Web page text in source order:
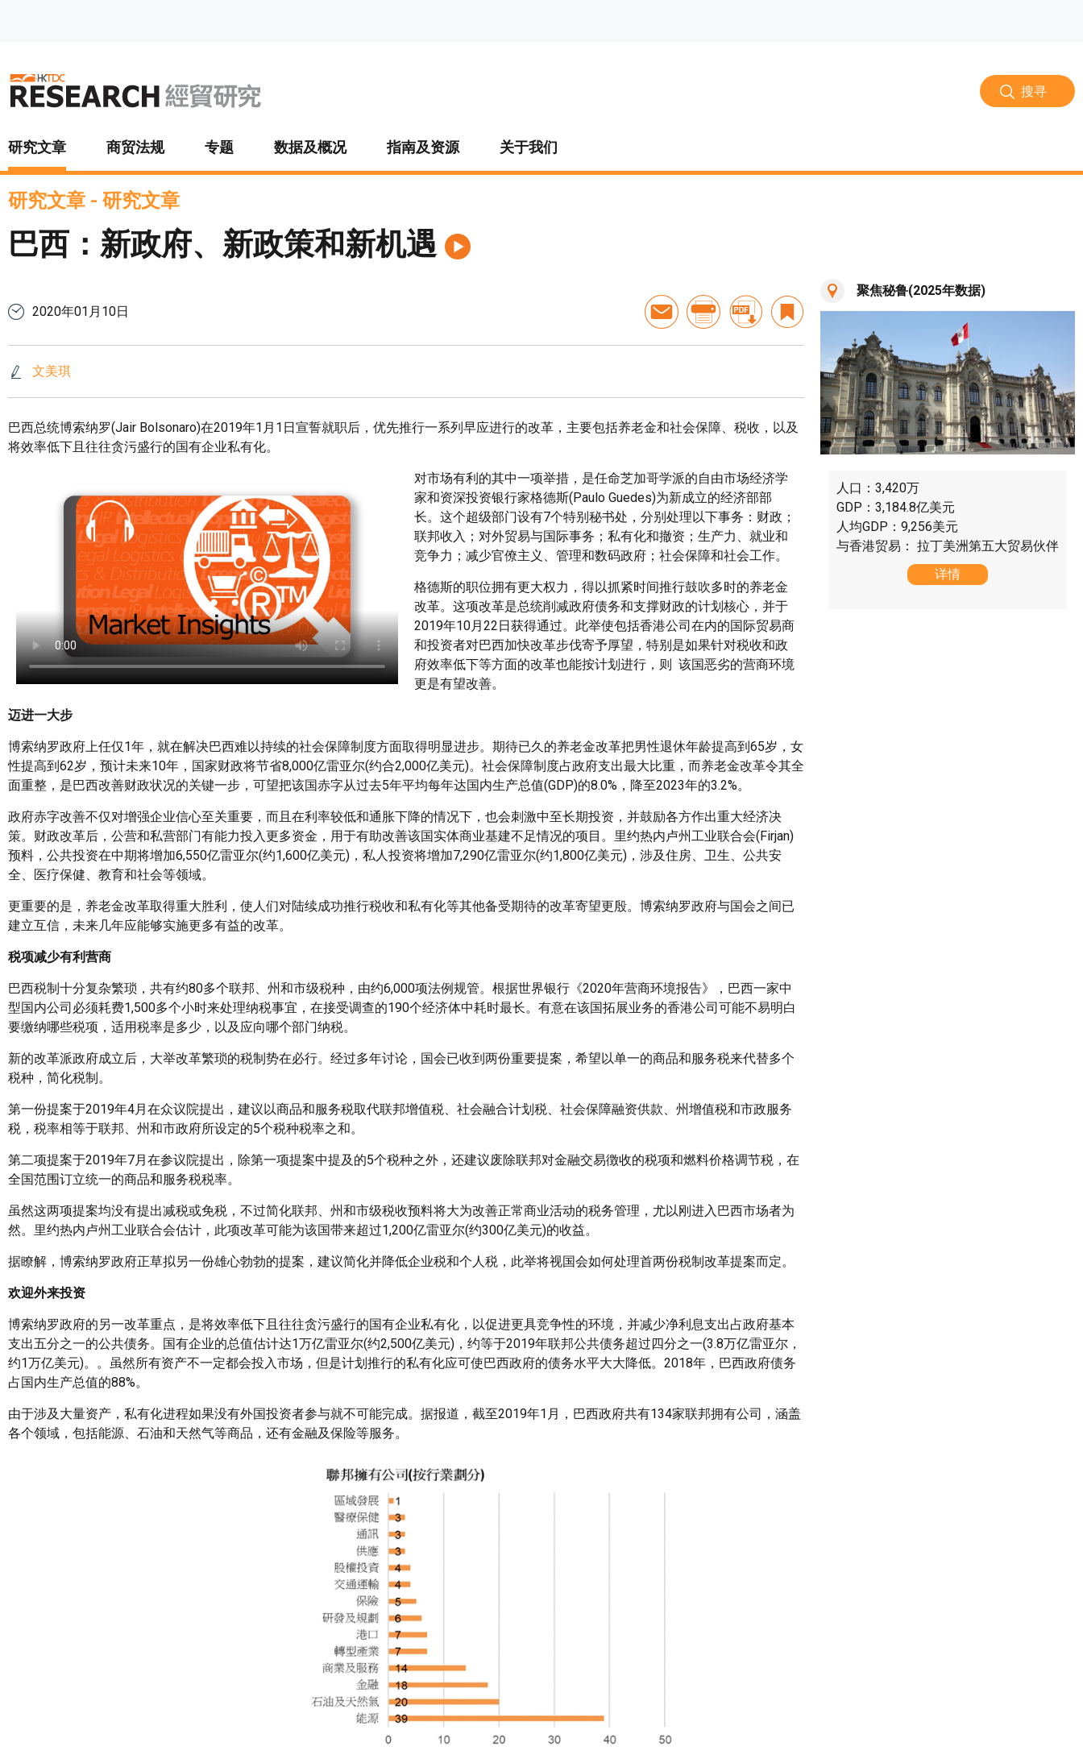
搜寻
研究文章 商贸法规 专题 数据及概况 指南及资源 关于我们
研究文章 - 研究文章
巴西：新政府、新政策和新机遇
2020年01月10日
文美琪
巴西总统博索纳罗(Jair Bolsonaro)在2019年1月1日宣誓就职后，优先推行一系列早应进行的改革，主要包括养老金和社会保障、税收，以及
将效率低下且往往贪污盛行的国有企业私有化。
对市场有利的其中一项举措，是任命芝加哥学派的自由市场经济学
家和资深投资银行家格德斯(Paulo Guedes)为新成立的经济部部
长。这个超级部门设有7个特别秘书处，分别处理以下事务：财政；
联邦收入；对外贸易与国际事务；私有化和撤资；生产力、就业和
竞争力；减少官僚主义、管理和数码政府；社会保障和社会工作。
格德斯的职位拥有更大权力，得以抓紧时间推行鼓吹多时的养老金
改革。这项改革是总统削减政府债务和支撑财政的计划核心，并于
2019年10月22日获得通过。此举使包括香港公司在内的国际贸易商
和投资者对巴西加快改革步伐寄予厚望，特别是如果针对税收和政
府效率低下等方面的改革也能按计划进行，则 该国恶劣的营商环境
更是有望改善。
迈进一大步
博索纳罗政府上任仅1年，就在解决巴西难以持续的社会保障制度方面取得明显进步。期待已久的养老金改革把男性退休年龄提高到65岁，女
性提高到62岁，预计未来10年，国家财政将节省8,000亿雷亚尔(约合2,000亿美元)。社会保障制度占政府支出最大比重，而养老金改革令其全
面重整，是巴西改善财政状况的关键一步，可望把该国赤字从过去5年平均每年达国内生产总值(GDP)的8.0%，降至2023年的3.2%。
政府赤字改善不仅对增强企业信心至关重要，而且在利率较低和通胀下降的情况下，也会刺激中至长期投资，并鼓励各方作出重大经济决
策。财政改革后，公营和私营部门有能力投入更多资金，用于有助改善该国实体商业基建不足情况的项目。里约热内卢州工业联合会(Firjan)
预料，公共投资在中期将增加6,550亿雷亚尔(约1,600亿美元)，私人投资将增加7,290亿雷亚尔(约1,800亿美元)，涉及住房、卫生、公共安
全、医疗保健、教育和社会等领域。
更重要的是，养老金改革取得重大胜利，使人们对陆续成功推行税收和私有化等其他备受期待的改革寄望更殷。博索纳罗政府与国会之间已
建立互信，未来几年应能够实施更多有益的改革。
税项减少有利营商
巴西税制十分复杂繁琐，共有约80多个联邦、州和市级税种，由约6,000项法例规管。根据世界银行《2020年营商环境报告》，巴西一家中
型国内公司必须耗费1,500多个小时来处理纳税事宜，在接受调查的190个经济体中耗时最长。有意在该国拓展业务的香港公司可能不易明白
要缴纳哪些税项，适用税率是多少，以及应向哪个部门纳税。
新的改革派政府成立后，大举改革繁琐的税制势在必行。经过多年讨论，国会已收到两份重要提案，希望以单一的商品和服务税来代替多个
税种，简化税制。
第一份提案于2019年4月在众议院提出，建议以商品和服务税取代联邦增值税、社会融合计划税、社会保障融资供款、州增值税和市政服务
税，税率相等于联邦、州和市政府所设定的5个税种税率之和。
第二项提案于2019年7月在参议院提出，除第一项提案中提及的5个税种之外，还建议废除联邦对金融交易徴收的税项和燃料价格调节税，在
全国范围订立统一的商品和服务税税率。
虽然这两项提案均没有提出减税或免税，不过简化联邦、州和市级税收预料将大为改善正常商业活动的税务管理，尤以刚进入巴西市场者为
然。里约热内卢州工业联合会估计，此项改革可能为该国带来超过1,200亿雷亚尔(约300亿美元)的收益。
据瞭解，博索纳罗政府正草拟另一份雄心勃勃的提案，建议简化并降低企业税和个人税，此举将视国会如何处理首两份税制改革提案而定。
欢迎外来投资
博索纳罗政府的另一改革重点，是将效率低下且往往贪污盛行的国有企业私有化，以促进更具竞争性的环境，并减少净利息支出占政府基本
支出五分之一的公共债务。国有企业的总值估计达1万亿雷亚尔(约2,500亿美元)，约等于2019年联邦公共债务超过四分之一(3.8万亿雷亚尔，
约1万亿美元)。。虽然所有资产不一定都会投入市场，但是计划推行的私有化应可使巴西政府的债务水平大大降低。2018年，巴西政府债务
占国内生产总值的88%。
由于涉及大量资产，私有化进程如果没有外国投资者参与就不可能完成。据报道，截至2019年1月，巴西政府共有134家联邦拥有公司，涵盖
各个领域，包括能源、石油和天然气等商品，还有金融及保险等服务。
聚焦秘鲁(2025年数据)
人口：3,420万
GDP：3,184.8亿美元
人均GDP：9,256美元
与香港贸易： 拉丁美洲第五大贸易伙伴
详情